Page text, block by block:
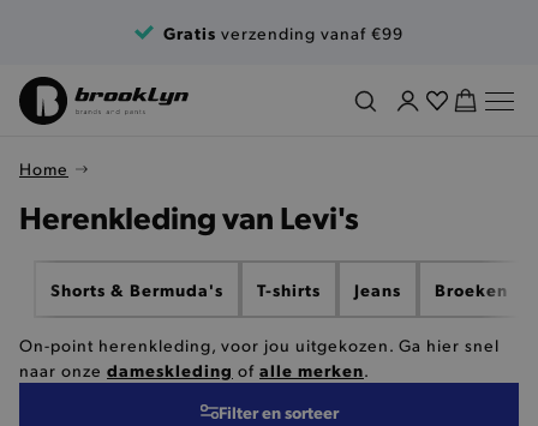
Gratis verzending vanaf €99
Home
Shorts & Bermuda's T-shirts Jeans Broeken
On-point herenkleding, voor jou uitgekozen. Ga hier snel
naar onze dameskleding of alle merken.
Filter en sorteer
Herenkleding van Levi's